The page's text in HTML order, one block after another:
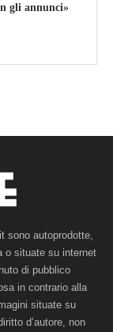
gli annunci»
sono autoprodotte,
o situate su internet
di pubblico
in contrario alla
situate su
d’autore, non